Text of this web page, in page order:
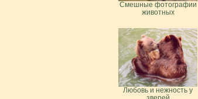
Смешные фотографии
животных
Любовь и нежность у